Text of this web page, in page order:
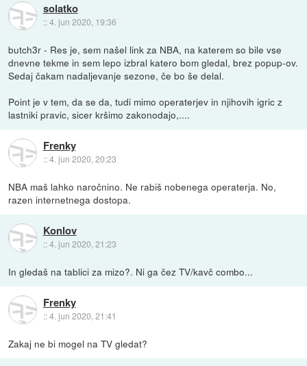
solatko
::4. jun 2020, 19:36
butch3r - Res je, sem našel link za NBA, na katerem so bile vse
dnevne tekme in sem lepo izbral katero bom gledal, brez popup-ov.
Sedaj čakam nadaljevanje sezone, če bo še delal.
Point je v tem, da se da, tudi mimo operaterjev in njihovih igric z
lastniki pravic, sicer kršimo zakonodajo,....
Frenky
::4. jun 2020, 20:23
NBA maš lahko naročnino. Ne rabiš nobenega operaterja. No,
razen internetnega dostopa.
Konlov
::4. jun 2020, 21:23
In gledaš na tablici za mizo?. Ni ga čez TV/kavč combo...
Frenky
::4. jun 2020, 21:41
Zakaj ne bi mogel na TV gledat?